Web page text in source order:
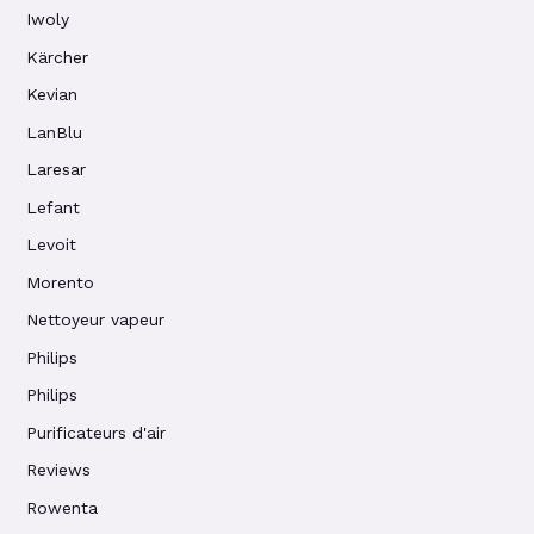
Iwoly
Kärcher
Kevian
LanBlu
Laresar
Lefant
Levoit
Morento
Nettoyeur vapeur
Philips
Philips
Purificateurs d'air
Reviews
Rowenta